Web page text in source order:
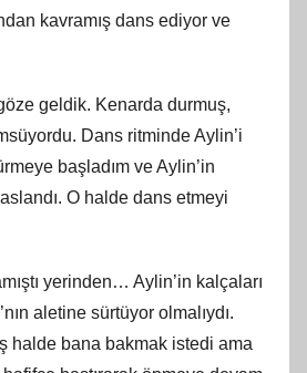
kavramış dans ediyor ve
geldik. Kenarda durmuş,
Dans ritminde Aylin’i
başladım ve Aylin’in
O halde dans etmeyi
yerinden… Aylin’in kalçaları
aletine sürtüyor olmalıydı.
halde bana bakmak istedi ama